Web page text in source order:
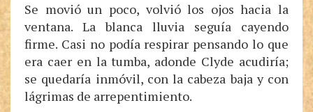
Se movió un poco, volvió los ojos hacia la
ventana. La blanca lluvia seguía cayendo
firme. Casi no podía respirar pensando lo que
era caer en la tumba, adonde Clyde acudiría;
se quedaría inmóvil, con la cabeza baja y con
lágrimas de arrepentimiento.